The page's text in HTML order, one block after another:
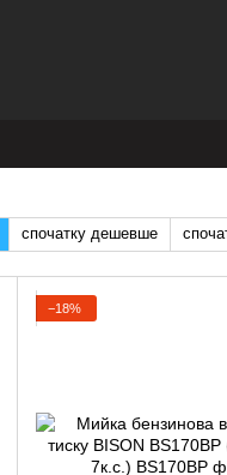
спочатку дешевше
−18%